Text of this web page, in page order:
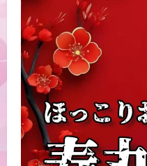
と
一
緒
出
店
さ
ら
に
む